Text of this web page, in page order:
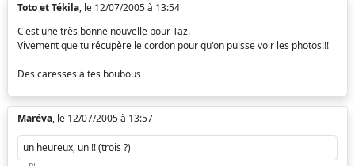
Toto et Tékila, le 12/07/2005 à 13:54
C'est une très bonne nouvelle pour Taz.
Vivement que tu récupère le cordon pour qu'on puisse voir les photos!!!
Des caresses à tes boubous
Maréva, le 12/07/2005 à 13:57
un heureux, un !! (trois ?)